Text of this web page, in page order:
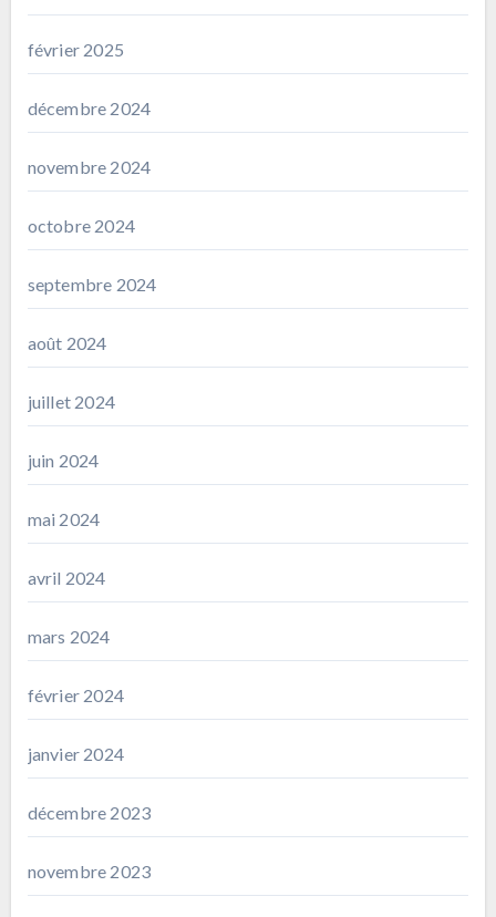
février 2025
décembre 2024
novembre 2024
octobre 2024
septembre 2024
août 2024
juillet 2024
juin 2024
mai 2024
avril 2024
mars 2024
février 2024
janvier 2024
décembre 2023
novembre 2023